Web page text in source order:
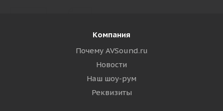
Компания
Почему AVSound.ru
Новости
Наш шоу-рум
Реквизиты